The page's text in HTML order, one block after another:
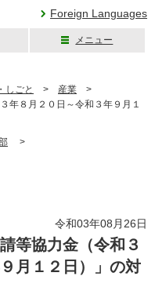
Foreign Languages
メニュー
しごと > 産業 >
年８月２０日～令和３年９月１
>
令和03年08月26日
等協力金（令和３
月１２日）」の対